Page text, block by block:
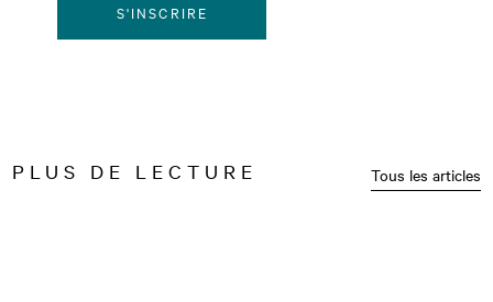
S'INSCRIRE
PLUS DE LECTURE Tous les articles